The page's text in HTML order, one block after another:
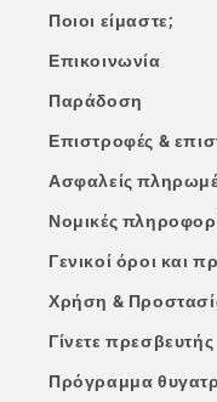
Ποιοι είμαστε;
Επικοινωνία
Παράδοση
Επιστροφές &
Ασφαλείς
Νομικές
Γενικοί όροι και
Χρήση &
Γίνετε πρεσβευτής
Πρόγραμμα